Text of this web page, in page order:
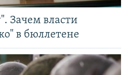
Зачем власти
в бюллетене